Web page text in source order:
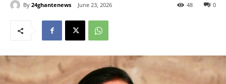
By 24ghantenews June 23, 2026 0
48